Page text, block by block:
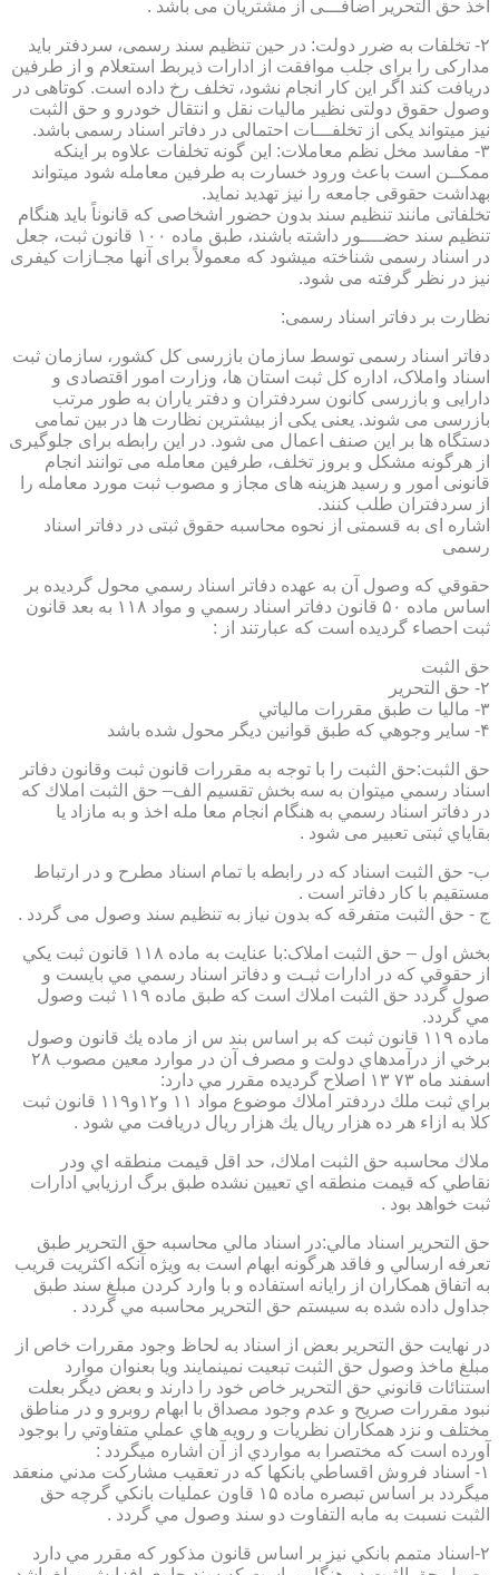
اخذ حق التحریر اضافـــی از مشتریان می باشد .
۲- تخلفات به ضرر دولت: در حین تنظیم سند رسمی، سردفتر باید
مدارکی را برای جلب موافقت از ادارات ذیربط استعلام و از طرفین
دریافت کند اگر این کار انجام نشود، تخلف رخ داده است. کوتاهی در
وصول حقوق دولتی نظیر مالیات نقل و انتقال خودرو و حق الثبت
نیز میتواند یکی از تخلفـــات احتمالی در دفاتر اسناد رسمی باشد.
۳- مفاسد مخل نظم معاملات: این گونه تخلفات علاوه بر اینکه
ممکــن است باعث ورود خسارت به طرفین معامله شود میتواند
بهداشت حقوقی جامعه را نیز تهدید نماید.
تخلفاتی مانند تنظیم سند بدون حضور اشخاصی که قانوناً باید هنگام
تنظیم سند حضــــور داشته باشند، طبق ماده ۱۰۰ قانون ثبت، جعل
در اسناد رسمی شناخته میشود که معمولاً برای آنها مجـازات کیفری
نیز در نظر گرفته می شود.
نظارت بر دفاتر اسناد رسمی:
دفاتر اسناد رسمی توسط سازمان بازرسی کل کشور، سازمان ثبت
اسناد واملاک، اداره کل ثبت استان ها، وزارت امور اقتصادی و
دارایی و بازرسی کانون سردفتران و دفتر یاران به طور مرتب
بازرسی می شوند. یعنی یکی از بیشترین نظارت ها در بین تمامی
دستگاه ها بر این صنف اعمال می شود. در این رابطه برای جلوگیری
از هرگونه مشکل و بروز تخلف، طرفین معامله می توانند انجام
قانونی امور و رسید هزینه های مجاز و مصوب ثبت مورد معامله را
از سردفتران طلب کنند.
اشاره ای به قسمتی از نحوه محاسبه حقوق ثبتی در دفاتر اسناد
رسمی
حقوقي كه وصول آن به عهده دفاتر اسناد رسمي محول گرديده بر
اساس ماده ۵۰ قانون دفاتر اسناد رسمي و مواد ۱۱۸ به بعد قانون
ثبت احصاء گرديده است كه عبارتند از :
حق الثبت
۲- حق التحرير
۳- ماليا ت طبق مقررات مالياتي
۴- ساير وجوهي كه طبق قوانين ديگر محول شده باشد
حق الثبت:حق الثبت را با توجه به مقررات قانون ثبت وقانون دفاتر
اسناد رسمي ميتوان به سه بخش تقسيم الف– حق الثبت املاك كه
در دفاتر اسناد رسمي به هنگام انجام معا مله اخذ و به مازاد يا
بقاياي ثبتی تعبیر می شود .
ب- حق الثبت اسناد كه در رابطه با تمام اسناد مطرح و در ارتباط
مستقيم با كار دفاتر است .
ج - حق الثبت متفرقه كه بدون نياز به تنظیم سند وصول می گردد .
بخش اول – حق الثبت املاک:با عنايت به ماده ۱۱۸ قانون ثبت يكي
از حقوقي كه در ادارات ثبـت و دفاتر اسناد رسمي مي بايست و
صول گردد حق الثبت املاك است كه طبق ماده ۱۱۹ ثبت وصول
مي گردد.
ماده ۱۱۹ قانون ثبت كه بر اساس بند س از ماده يك قانون وصول
برخي از درآمدهاي دولت و مصرف آن در موارد معين مصوب ۲۸
اسفند ماه ۷۳ ۱۳ اصلاح گرديده مقرر مي دارد:
براي ثبت ملك دردفتر املاك موضوع مواد ۱۱ و۱۲و۱۱۹ قانون ثبت
كلا به ازاء هر ده هزار ريال يك هزار ريال دريافت مي شود .
ملاك محاسبه حق الثبت املاك، حد اقل قيمت منطقه اي ودر
نقاطي كه قيمت منطقه اي تعيين نشده طبق برگ ارزيابي ادارات
ثبت خواهد بود .
حق التحرير اسناد مالي:در اسناد مالي محاسبه حق التحرير طبق
تعرفه ارسالي و فاقد هرگونه ابهام است به ويژه آنكه اكثريت قريب
به اتفاق همكاران از رايانه استفاده و با وارد كردن مبلغ سند طبق
جداول داده شده به سيستم حق التحرير محاسبه مي گردد .
در نهايت حق التحرير بعض از اسناد به لحاظ وجود مقررات خاص از
مبلغ ماخذ وصول حق الثبت تبعيت نمينمايند ويا بعنوان موارد
استنائات قانوني حق التحرير خاص خود را دارند و بعض ديگر بعلت
نبود مقررات صريح و عدم وجود مصداق با ابهام روبرو و در مناطق
مختلف و نزد همكاران نظريات و رويه هاي عملي متفاوتي را بوجود
آورده است كه مختصرا به مواردي از آن اشاره ميگردد :
۱- اسناد فروش اقساطي بانكها كه در تعقيب مشاركت مدني منعقد
ميگردد بر اساس تبصره ماده ۱۵ قاون عمليات بانكي گرچه حق
الثبت نسبت به مابه التفاوت دو سند وصول مي گردد .
۲-اسناد متمم بانكي نيز بر اساس قانون مذكور كه مقرر مي دارد